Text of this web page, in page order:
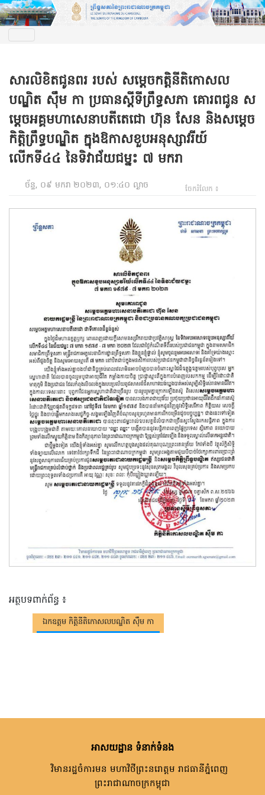
សារលិខិតជូនពរ របស់ សម្តេចកត្តិនីតិកោសល
បណ្ឌិត ស៊ឹម កា ប្រធានស្តីទីព្រឹទ្ធសភា គោរពជូន ស
ម្តេចអគ្គមហាសេនាបតីតេជោ ហ៊ុន សែន និងសម្តេច
កិត្តិព្រឹទ្ធបណ្ឌិត ក្នុងឱកាសខួបអនុស្សាវរីយ៍
លើកទី៤៤ នៃទិវាជ័យជម្នះ ៧ មករា
ច័ន្ទ, ០៩ មករា ២០២៣, ០១:៤០ ល្ងាច ចែករំលែក ៖
អត្ថបទពាក់ព័ន្ធ ៖
ឯកឧត្តម កិត្តិនីតិកោសលបណ្ឌិត ស៊ឹម កា
អាសយដ្ឋាន ទំនាក់ទំនង
វិមានរដ្ឋចំការមន មហាវិថីព្រះនរោត្តម រាជធានីភ្នំពេញ
ព្រះរាជាណាចក្រកម្ពុជា